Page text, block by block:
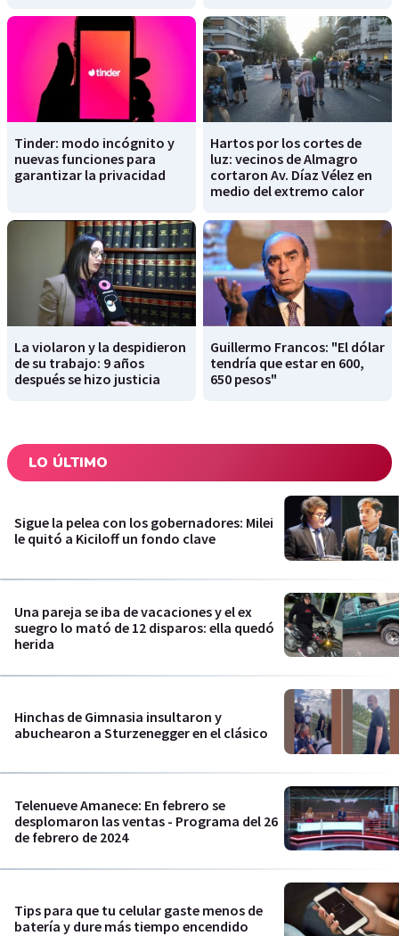
Tinder: modo incógnito y
nuevas funciones para
garantizar la privacidad
Hartos por los cortes de
luz: vecinos de Almagro
cortaron Av. Díaz Vélez en
medio del extremo calor
La violaron y la despidieron
de su trabajo: 9 años
después se hizo justicia
Guillermo Francos: "El dólar
tendría que estar en 600,
650 pesos"
LO ÚLTIMO
Sigue la pelea con los gobernadores: Milei
le quitó a Kiciloff un fondo clave
Una pareja se iba de vacaciones y el ex
suegro lo mató de 12 disparos: ella quedó
herida
Hinchas de Gimnasia insultaron y
abuchearon a Sturzenegger en el clásico
Telenueve Amanece: En febrero se
desplomaron las ventas - Programa del 26
de febrero de 2024
Tips para que tu celular gaste menos de
batería y dure más tiempo encendido